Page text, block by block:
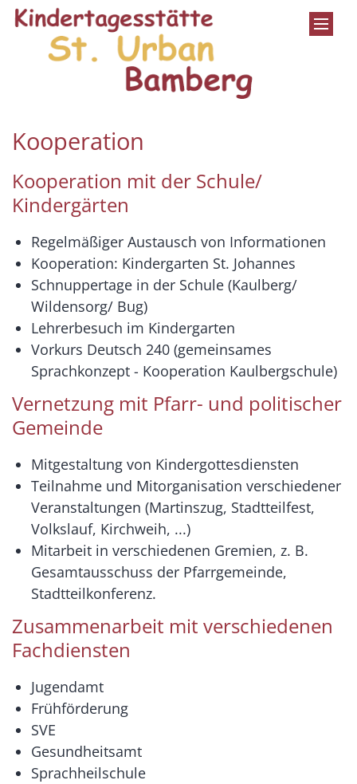
Zum Inhalt springen
Kooperation
Kooperation mit der Schule/
Kindergärten
Regelmäßiger Austausch von Informationen
Kooperation: Kindergarten St. Johannes
Schnuppertage in der Schule (Kaulberg/
Wildensorg/ Bug)
Lehrerbesuch im Kindergarten
Vorkurs Deutsch 240 (gemeinsames
Sprachkonzept - Kooperation Kaulbergschule)
Vernetzung mit Pfarr- und politischer
Gemeinde
Mitgestaltung von Kindergottesdiensten
Teilnahme und Mitorganisation verschiedener
Veranstaltungen (Martinszug, Stadtteilfest,
Volkslauf, Kirchweih, ...)
Mitarbeit in verschiedenen Gremien, z. B.
Gesamtausschuss der Pfarrgemeinde,
Stadtteilkonferenz.
Zusammenarbeit mit verschiedenen
Fachdiensten
Jugendamt
Frühförderung
SVE
Gesundheitsamt
Sprachheilschule